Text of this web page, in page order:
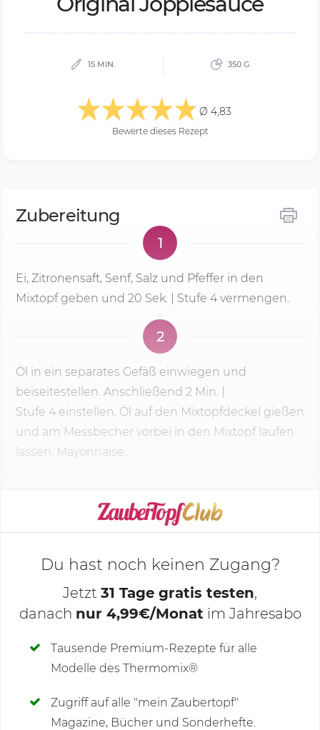
15 MIN. 350 G
Ø 4,83
Bewerte dieses Rezept
Zubereitung
1
Ei, Zitronensaft, Senf, Salz und Pfeffer in den
Mixtopf geben und 20 Sek. Stufe 4vermengen.
2
Öl in ein separates Gefäß einwiegen und
beiseitestellen. Anschließend 2 Min.
Stufe 4 einstellen. Öl auf den Mixtopfdeckel gießen
und am Messbecher vorbei in den Mixtopf laufen
lassen. Mayonnaise...
KOCHMODUS STARTEN
Deine Notizen
Du hast noch keinen Zugang?
Jetzt 31 Tage gratis testen,
danach nur 4,99€/Monat im Jahresabo
Tausende Premium-Rezepte für alle
Modelle des Thermomix®
Zugriff auf alle "mein Zaubertopf"
Magazine, Bücher und Sonderhefte.